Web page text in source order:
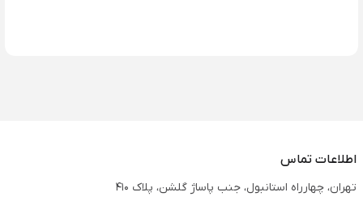
اطلاعات تماس
تهران، چهارراه استانبول، جنب پاساژ گلشن، پلاک 410